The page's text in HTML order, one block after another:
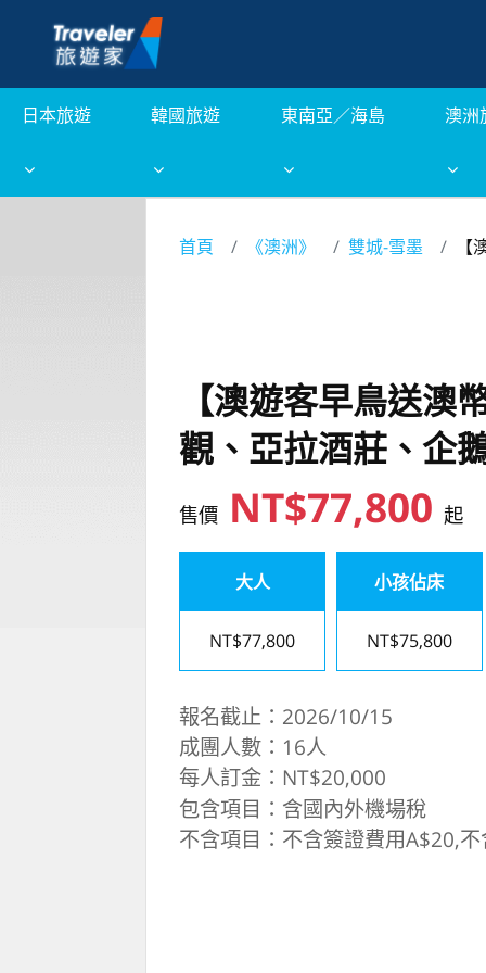
日本旅遊 韓國旅遊 東南亞／海島 澳洲
首頁 《澳洲》 雙城-雪墨
【澳遊客早鳥送
觀、亞拉酒莊、企
售價 NT$77,800起
大人
NT$77,800
小孩佔床
NT$75,800
報名截止：2026/10/15
成團人數：16人
每人訂金：NT$20,000
包含項目：含國內外機場稅
不含項目：不含簽證費用A$20,